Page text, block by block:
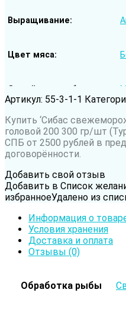
Выращивание
Цвет мяса
Семейство рыбы
Род рыбы
Вода обитания
Артикул: 55-3-1-1
Купить ‘Сибас
головой 200 300 гр/шт
СПБ от 2500 рублей в
договорённости.
Добавить свой отзыв
Добавить в Список
избранноеУдалено из
Информация о
Условия хранения
Доставка и оплата
Отзывы (0)
Обработка рыбы